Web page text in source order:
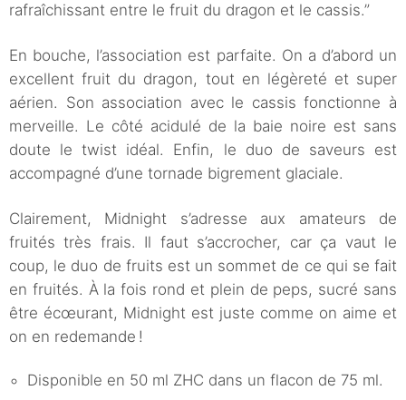
rafraîchissant entre le fruit du dragon et le cassis.”
En bouche, l’association est parfaite. On a d’abord un
excellent fruit du dragon, tout en légèreté et super
aérien. Son association avec le cassis fonctionne à
merveille. Le côté acidulé de la baie noire est sans
doute le twist idéal. Enfin, le duo de saveurs est
accompagné d’une tornade bigrement glaciale.
Clairement, Midnight s’adresse aux amateurs de
fruités très frais. Il faut s’accrocher, car ça vaut le
coup, le duo de fruits est un sommet de ce qui se fait
en fruités. À la fois rond et plein de peps, sucré sans
être écœurant, Midnight est juste comme on aime et
on en redemande !
Disponible en 50 ml ZHC dans un flacon de 75 ml.